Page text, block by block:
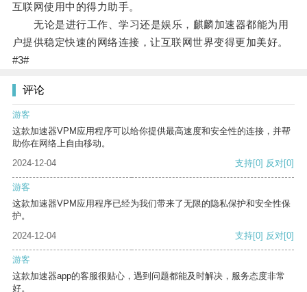
互联网使用中的得力助手。
无论是进行工作、学习还是娱乐，麒麟加速器都能为用
户提供稳定快速的网络连接，让互联网世界变得更加美好。
#3#
评论
游客
这款加速器VPM应用程序可以给你提供最高速度和安全性的连接，并帮
助你在网络上自由移动。
2024-12-04
支持[0] 反对[0]
游客
这款加速器VPM应用程序已经为我们带来了无限的隐私保护和安全性保
护。
2024-12-04
支持[0] 反对[0]
游客
这款加速器app的客服很贴心，遇到问题都能及时解决，服务态度非常
好。